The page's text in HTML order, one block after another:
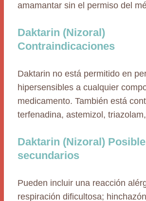
amamantar sin el permiso del
Daktarin (Nizoral)
Contraindicaciones
Daktarin no está permitido en
hipersensibles a cualquier
medicamento. También está
terfenadina, astemizol,
Daktarin (Nizoral)
secundarios
Pueden incluir una reacción
respiración dificultosa;